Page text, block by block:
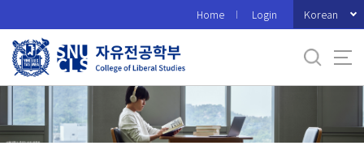
로
메
Home Login Korean